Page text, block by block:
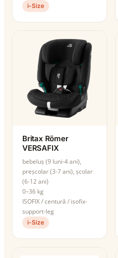
i-Size
Britax Römer
VERSAFIX
bebeluș (9 luni-4 ani),
preșcolar (3-7 ani), școlar
(6-12 ani)
0–36 kg
ISOFIX / centură / isofix-
support-leg
i-Size